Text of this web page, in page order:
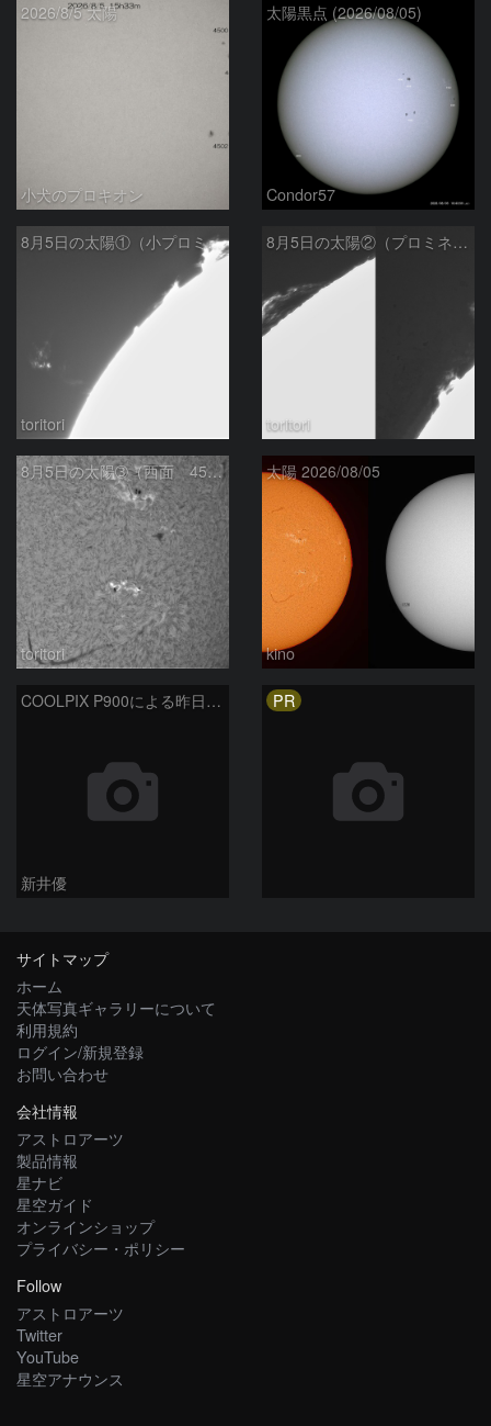
2026/8/5 太陽
小犬のプロキオン
太陽黒点 (2026/08/05)
Condor57
8月5日の太陽①（小プロミネン噴出 ）
toritori
8月5日の太陽②（プロミネンス北東縁 ）
toritori
8月5日の太陽➂（西面 4502 C1.7フレア ）
toritori
太陽 2026/08/05
kino
COOLPIX P900による昨日の太陽黒点：2026/08/04
新井優
PR
サイトマップ
ホーム
天体写真ギャラリーについて
利用規約
ログイン/新規登録
お問い合わせ
会社情報
アストロアーツ
製品情報
星ナビ
星空ガイド
オンラインショップ
プライバシー・ポリシー
Follow
アストロアーツ
Twitter
YouTube
星空アナウンス